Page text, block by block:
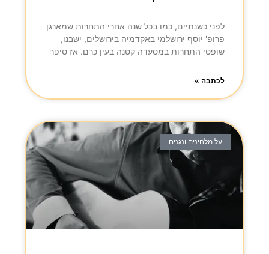
לפני כשנתיים, כמו בכל שנה אחרי התחרות שמארגן
פרופ' יוסף ירושלמי באקדמיה בירושלים, ישבנו,
שופטי התחרות במסעדה קטנה בעין כרם. אז סיפר
לכתבה »
על מלחינים ונגנים